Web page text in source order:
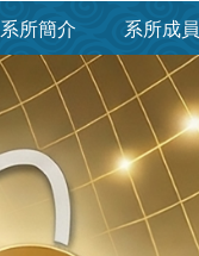
系所簡介 系所成員